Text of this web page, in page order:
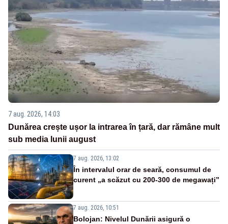
7 aug. 2026, 14:03
Dunărea crește ușor la intrarea în țară, dar rămâne mult
sub media lunii august
7 aug. 2026, 13:02
În intervalul orar de seară, consumul de
curent „a scăzut cu 200-300 de megawați”
7 aug. 2026, 10:51
Bolojan: Nivelul Dunării asigură o